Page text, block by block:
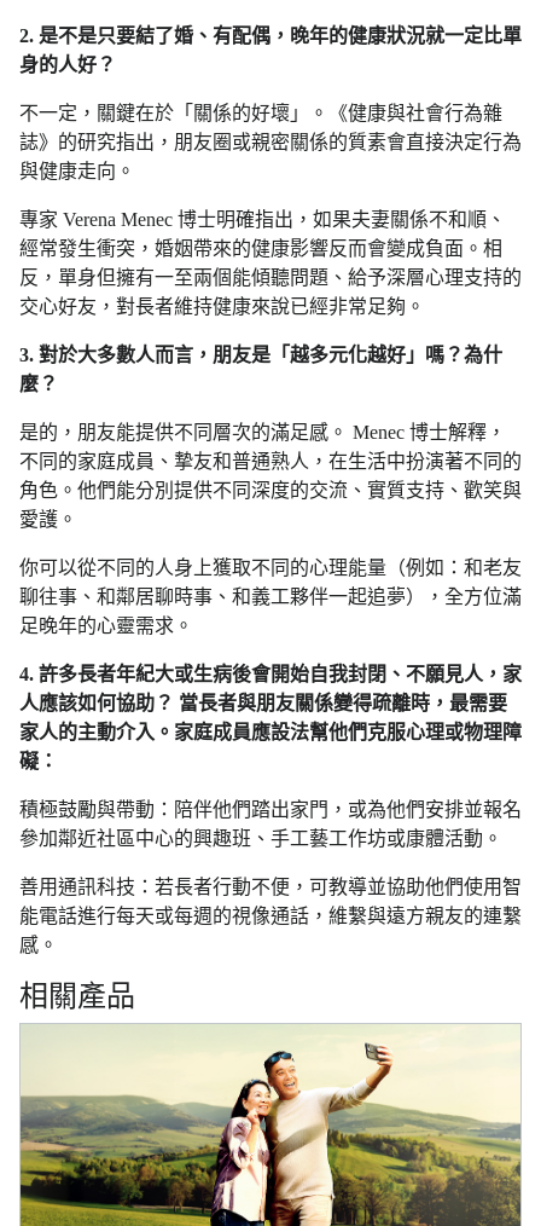
2. 是不是只要結了婚、有配偶，晚年的健康狀況就一定比單
身的人好？
不一定，關鍵在於「關係的好壞」。《健康與社會行為雜
誌》的研究指出，朋友圈或親密關係的質素會直接決定行為
與健康走向。
專家 Verena Menec 博士明確指出，如果夫妻關係不和順、
經常發生衝突，婚姻帶來的健康影響反而會變成負面。相
反，單身但擁有一至兩個能傾聽問題、給予深層心理支持的
交心好友，對長者維持健康來說已經非常足夠。
3. 對於大多數人而言，朋友是「越多元化越好」嗎？為什
麼？
是的，朋友能提供不同層次的滿足感。 Menec 博士解釋，
不同的家庭成員、摯友和普通熟人，在生活中扮演著不同的
角色。他們能分別提供不同深度的交流、實質支持、歡笑與
愛護。
你可以從不同的人身上獲取不同的心理能量（例如：和老友
聊往事、和鄰居聊時事、和義工夥伴一起追夢），全方位滿
足晚年的心靈需求。
4. 許多長者年紀大或生病後會開始自我封閉、不願見人，家
人應該如何協助？ 當長者與朋友關係變得疏離時，最需要
家人的主動介入。家庭成員應設法幫他們克服心理或物理障
礙：
積極鼓勵與帶動：陪伴他們踏出家門，或為他們安排並報名
參加鄰近社區中心的興趣班、手工藝工作坊或康體活動。
善用通訊科技：若長者行動不便，可教導並協助他們使用智
能電話進行每天或每週的視像通話，維繫與遠方親友的連繫
感。
相關產品